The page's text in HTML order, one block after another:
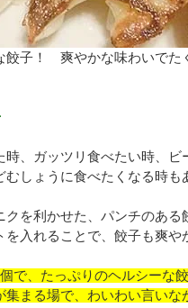
餃子！ 爽やかな味わいでた
時、ガッツリ食べたい時、ビ
むしょうに食べたくなる時も
クを利かせた、パンチのある
を入れることで、餃子も爽や
で、たっぷりのヘルシーな餃
集まる場で、わいわい言いな